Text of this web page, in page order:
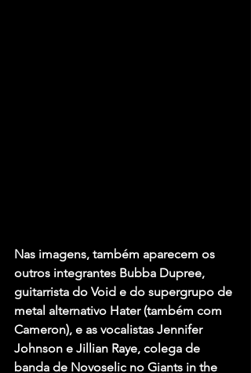
Nas imagens, também aparecem os
outros integrantes Bubba Dupree,
guitarrista do Void e do supergrupo de
metal alternativo Hater (também com
Cameron), e as vocalistas Jennifer
Johnson e Jillian Raye, colega de
banda de Novoselic no Giants in the